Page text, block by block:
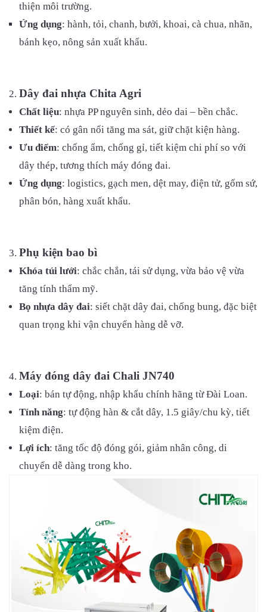
thiện môi trường.
Ứng dụng: hành, tỏi, chanh, bưởi, khoai, cà chua, nhãn,
bánh kẹo, nông sản xuất khẩu.
Dây đai nhựa Chita Agri
Chất liệu: nhựa PP nguyên sinh, dẻo dai – bền chắc.
Thiết kế: có gân nổi tăng ma sát, giữ chặt kiện hàng.
Ưu điểm: chống ẩm, chống gỉ, tiết kiệm chi phí so với
dây thép, tương thích máy đóng đai.
Ứng dụng: logistics, gạch men, dệt may, điện tử, gốm sứ,
phân bón, hàng xuất khẩu.
Phụ kiện bao bì
Khóa túi lưới: chắc chắn, tái sử dụng, vừa bảo vệ vừa
tăng tính thẩm mỹ.
Bọ nhựa dây đai: siết chặt dây đai, chống bung, đặc biệt
quan trọng khi vận chuyển hàng dễ vỡ.
Máy đóng dây đai Chali JN740
Loại: bán tự động, nhập khẩu chính hãng từ Đài Loan.
Tính năng: tự động hàn & cắt dây, 1.5 giây/chu kỳ, tiết
kiệm điện.
Lợi ích: tăng tốc độ đóng gói, giảm nhân công, di
chuyển dễ dàng trong kho.